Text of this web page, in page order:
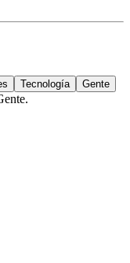
Tecnología Gente
.